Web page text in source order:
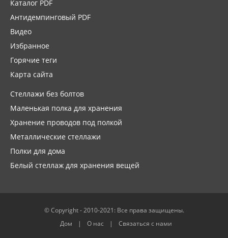
Каталог PDF
Антидемпинговый PDF
Видео
Избранное
Горячие теги
Карта сайта
Стеллажи без болтов
Маленькая полка для хранения
Хранение проводов под полкой
Металлические стеллажи
Полки для дома
Белый стеллаж для хранения вещей
© Copyright - 2010-2021: Все права защищены.
Дом
О нас Связаться с нами